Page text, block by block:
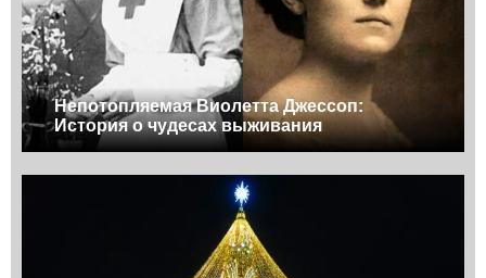
Непотопляемая Виолетта Джессоп:
История о чудесах выживания